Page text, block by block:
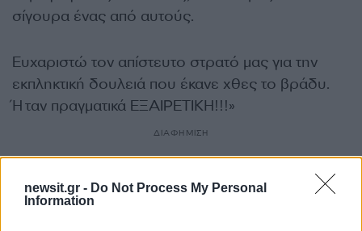
newsit.gr - Do Not Process My Personal
Information
σίγουρα ένας από αυτούς.
Ευχαριστώ τον απίστευτο στρατό μας για την
εκπληκτική δουλειά που έκανε χθες το βράδυ.
Ήταν πραγματικά ΕΞΑΙΡΕΤΙΚΗ!!!»
ΔΙΑΦΗΜΙΣΗ